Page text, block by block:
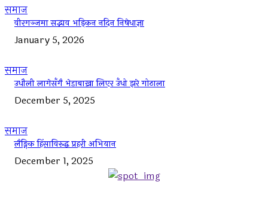
समाज
वीरगञ्जमा सद्भाव भड्किन नदिन निषेधाज्ञा
January 5, 2026
समाज
उधौली लागेसँगै भेडाबाख्रा लिएर उँधो झरे गोठाला
December 5, 2025
समाज
लैङ्गिक हिंसाविरुद्ध प्रहरी अभियान
December 1, 2025